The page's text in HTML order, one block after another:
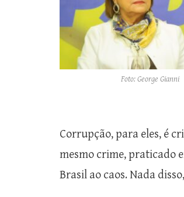
Foto: George Gianni
Corrupção, para eles, é
mesmo crime, praticado
Brasil ao caos. Nada